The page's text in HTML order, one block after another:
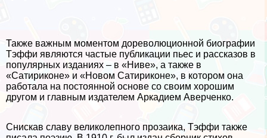
Также важным моментом дореволюционной биографии
Тэффи являются частые публикации пьес и рассказов в
популярных изданиях – в «Ниве», а также в
«Сатириконе» и «Новом Сатириконе», в котором она
работала на постоянной основе со своим хорошим
другом и главным издателем Аркадием Аверченко.
Снискав славу великолепного прозаика, Тэффи также